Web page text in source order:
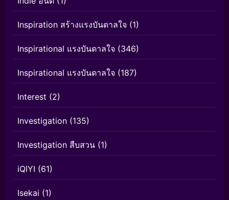
Inspiration สร้างแรงบันดาลใจ (1)
Inspirational แรงบันดาลใจ (346)
Inspirational แรงบันดาลใจ (187)
Interest (2)
Investigation (135)
Investigation สืบสวน (1)
iQIYI (61)
Isekai (1)